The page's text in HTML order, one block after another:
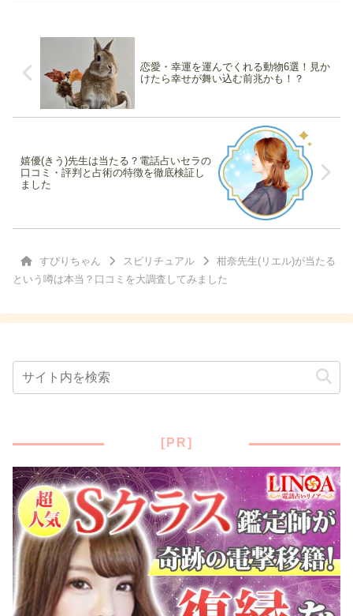
恋愛・幸運を運んでくれる動物6選！見か
けたら幸せが舞い込む前兆かも！？
嬉優(きう)先生は当たる？電話占いセラの
口コミ・評判と占術の特徴を徹底検証し
ました
すぴりちゃん スピリチュアル
柑奈先生(リエル)が当たる
という噂は本当？口コミを大調査してみました
[PR]